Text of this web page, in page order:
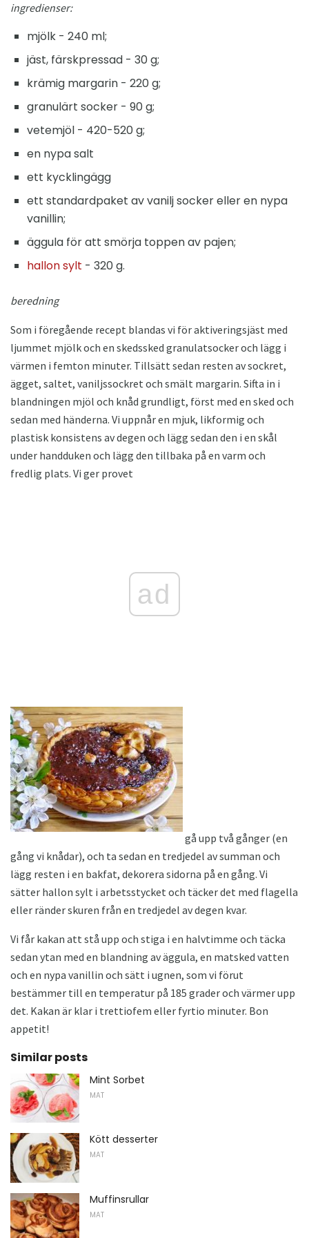
ingredienser:
mjölk - 240 ml;
jäst, färskpressad - 30 g;
krämig margarin - 220 g;
granulärt socker - 90 g;
vetemjöl - 420-520 g;
en nypa salt
ett kycklingägg
ett standardpaket av vanilj socker eller en nypa
vanillin;
äggula för att smörja toppen av pajen;
hallon sylt - 320 g.
beredning
Som i föregående recept blandas vi för aktiveringsjäst med
ljummet mjölk och en skedssked granulatsocker och lägg i
värmen i femton minuter. Tillsätt sedan resten av sockret,
ägget, saltet, vaniljssockret och smält margarin. Sifta in i
blandningen mjöl och knåd grundligt, först med en sked och
sedan med händerna. Vi uppnår en mjuk, likformig och
plastisk konsistens av degen och lägg sedan den i en skål
under handduken och lägg den tillbaka på en varm och
fredlig plats. Vi ger provet
ad
gå upp två gånger (en
gång vi knådar), och ta sedan en tredjedel av summan och
lägg resten i en bakfat, dekorera sidorna på en gång. Vi
sätter hallon sylt i arbetsstycket och täcker det med flagella
eller ränder skuren från en tredjedel av degen kvar.
Vi får kakan att stå upp och stiga i en halvtimme och täcka
sedan ytan med en blandning av äggula, en matsked vatten
och en nypa vanillin och sätt i ugnen, som vi förut
bestämmer till en temperatur på 185 grader och värmer upp
det. Kakan är klar i trettiofem eller fyrtio minuter. Bon
appetit!
Similar posts
Mint Sorbet
MAT
Kött desserter
MAT
Muffinsrullar
MAT